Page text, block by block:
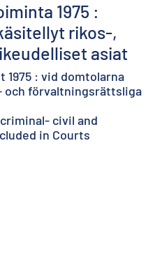
1975 :
rikos-,
asiat
1975 : vid domtolarna
och förvaltningsrättsliga
civil and
in Courts